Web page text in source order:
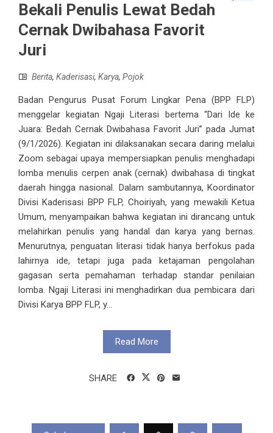
Bekali Penulis Lewat Bedah
Cernak Dwibahasa Favorit
Juri
Berita, Kaderisasi, Karya, Pojok
Badan Pengurus Pusat Forum Lingkar Pena (BPP FLP)
menggelar kegiatan Ngaji Literasi bertema “Dari Ide ke
Juara: Bedah Cernak Dwibahasa Favorit Juri” pada Jumat
(9/1/2026). Kegiatan ini dilaksanakan secara daring melalui
Zoom sebagai upaya mempersiapkan penulis menghadapi
lomba menulis cerpen anak (cernak) dwibahasa di tingkat
daerah hingga nasional. Dalam sambutannya, Koordinator
Divisi Kaderisasi BPP FLP, Choiriyah, yang mewakili Ketua
Umum, menyampaikan bahwa kegiatan ini dirancang untuk
melahirkan penulis yang handal dan karya yang bernas.
Menurutnya, penguatan literasi tidak hanya berfokus pada
lahirnya ide, tetapi juga pada ketajaman pengolahan
gagasan serta pemahaman terhadap standar penilaian
lomba. Ngaji Literasi ini menghadirkan dua pembicara dari
Divisi Karya BPP FLP, y...
Read More
SHARE